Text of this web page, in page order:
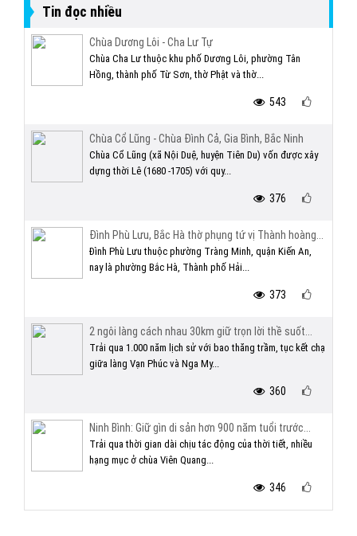
Tin đọc nhiều
Chùa Dương Lôi - Cha Lư Tự
Chùa Cha Lư thuộc khu phố Dương Lôi, phường Tân
Hồng, thành phố Từ Sơn, thờ Phật và thờ...
543
Chùa Cổ Lũng - Chùa Đình Cả, Gia Bình, Bắc Ninh
Chùa Cổ Lũng (xã Nội Duệ, huyện Tiên Du) vốn được xây
dựng thời Lê (1680 -1705) với quy...
376
Đình Phù Lưu, Bắc Hà thờ phụng tứ vị Thành hoàng...
Đình Phù Lưu thuộc phường Tràng Minh, quận Kiến An,
nay là phường Bắc Hà, Thành phố Hải...
373
2 ngôi làng cách nhau 30km giữ trọn lời thề suốt...
Trải qua 1.000 năm lịch sử với bao thăng trầm, tục kết chạ
giữa làng Vạn Phúc và Nga My...
360
Ninh Bình: Giữ gìn di sản hơn 900 năm tuổi trước...
Trải qua thời gian dài chịu tác động của thời tiết, nhiều
hạng mục ở chùa Viên Quang...
346